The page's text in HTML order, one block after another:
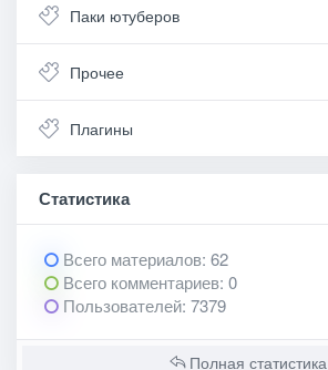
Паки ютуберов
Прочее
Плагины
Статистика
Всего материалов: 62
Всего комментариев: 0
Пользователей: 7379
Полная статистика